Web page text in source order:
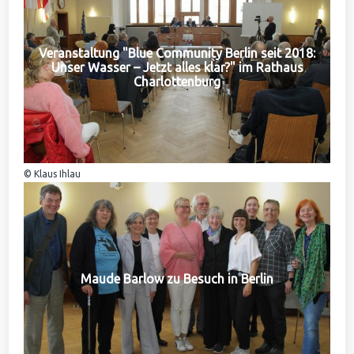
Veranstaltung "Blue Community Berlin seit 2018:
Unser Wasser – Jetzt alles klar?" im Rathaus
Charlottenburg
© Klaus Ihlau
Maude Barlow zu Besuch in Berlin